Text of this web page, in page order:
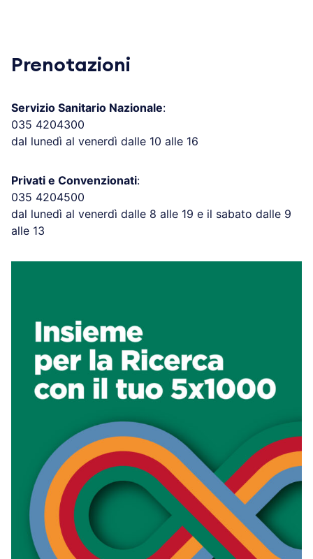
Prenotazioni
Servizio Sanitario Nazionale:
035 4204300
dal lunedì al venerdì dalle 10 alle 16
Privati e Convenzionati:
035 4204500
dal lunedì al venerdì dalle 8 alle 19 e il sabato dalle 9
alle 13